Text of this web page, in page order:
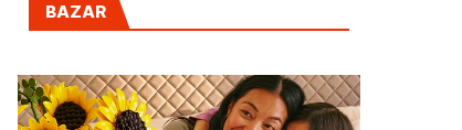
BAZAR